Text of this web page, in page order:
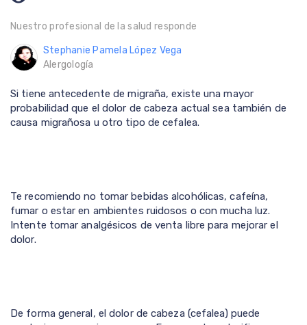
Nuestro profesional de la salud responde
Stephanie Pamela López Vega
Alergología
Si tiene antecedente de migraña, existe una mayor
probabilidad que el dolor de cabeza actual sea también de
causa migrañosa u otro tipo de cefalea.
Te recomiendo no tomar bebidas alcohólicas, cafeína,
fumar o estar en ambientes ruidosos o con mucha luz.
Intente tomar analgésicos de venta libre para mejorar el
dolor.
De forma general, el dolor de cabeza (cefalea) puede